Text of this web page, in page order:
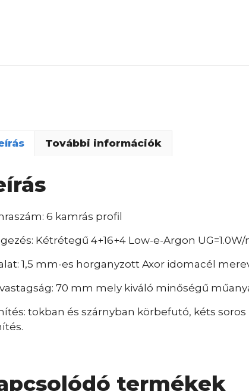
További információk
6 kamrás profil
Kétrétegű 4+16+4 Low-e-Argon UG=1.0W/
1,5 mm-es horganyzott Axor idomacél
70 mm mely kiváló minőségű
tokban és szárnyban körbefutó, kéts
termékek